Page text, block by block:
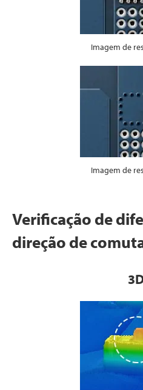
Imagem de
Imagem de
Verificação de
direção de